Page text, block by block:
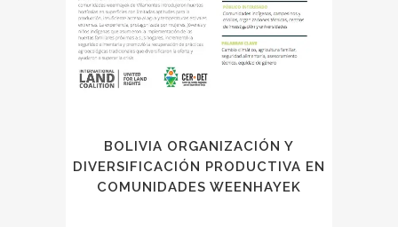
BOLIVIA ORGANIZACIÓN Y
DIVERSIFICACIÓN PRODUCTIVA EN
COMUNIDADES WEENHAYEK